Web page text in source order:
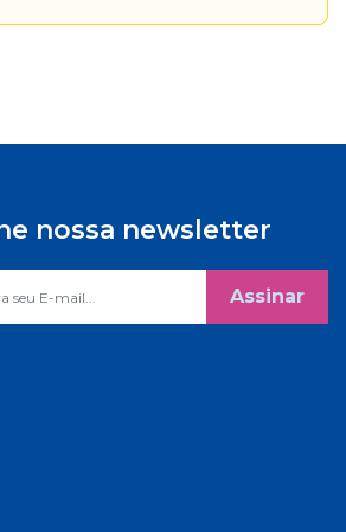
nossa newsletter
Assinar